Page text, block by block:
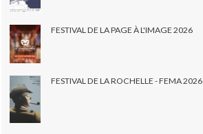
FESTIVAL DE LA PAGE À L'IMAGE 2026
FESTIVAL DE LA ROCHELLE - FEMA 2026